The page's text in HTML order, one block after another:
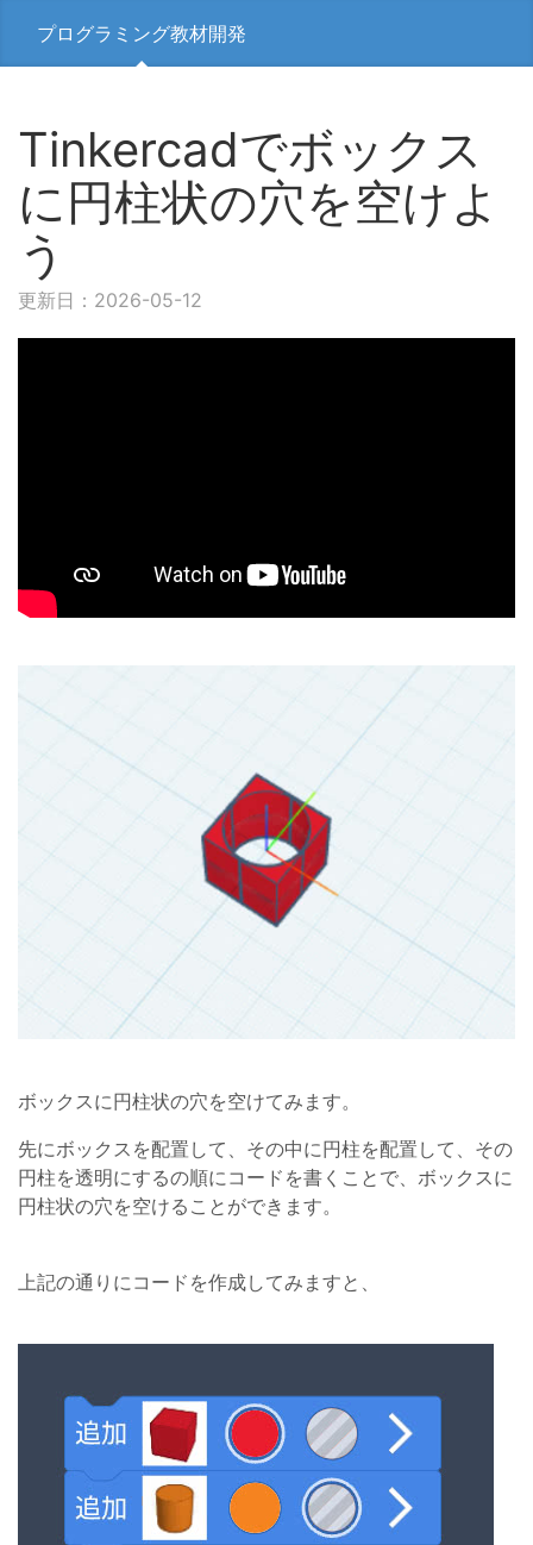
プログラミング教材開発
Tinkercadでボックス
に円柱状の穴を空けよ
う
更新日：2026-05-12
ボックスに円柱状の穴を空けてみます。
先にボックスを配置して、その中に円柱を配置して、その
円柱を透明にするの順にコードを書くことで、ボックスに
円柱状の穴を空けることができます。
上記の通りにコードを作成してみますと、